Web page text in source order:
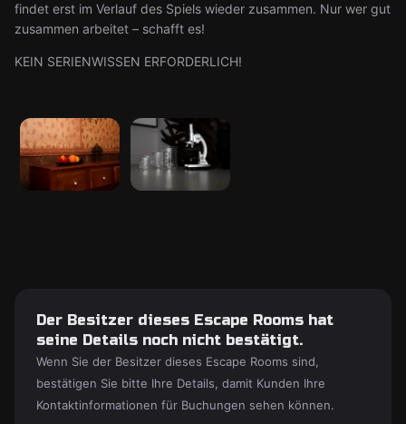
findet erst im Verlauf des Spiels wieder zusammen. Nur wer gut
zusammen arbeitet – schafft es!
KEIN SERIENWISSEN ERFORDERLICH!
Der Besitzer dieses Escape Rooms hat
seine Details noch nicht bestätigt.
Wenn Sie der Besitzer dieses Escape Rooms sind,
bestätigen Sie bitte Ihre Details, damit Kunden Ihre
Kontaktinformationen für Buchungen sehen können.